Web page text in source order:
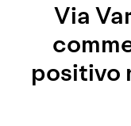
Via
positivo